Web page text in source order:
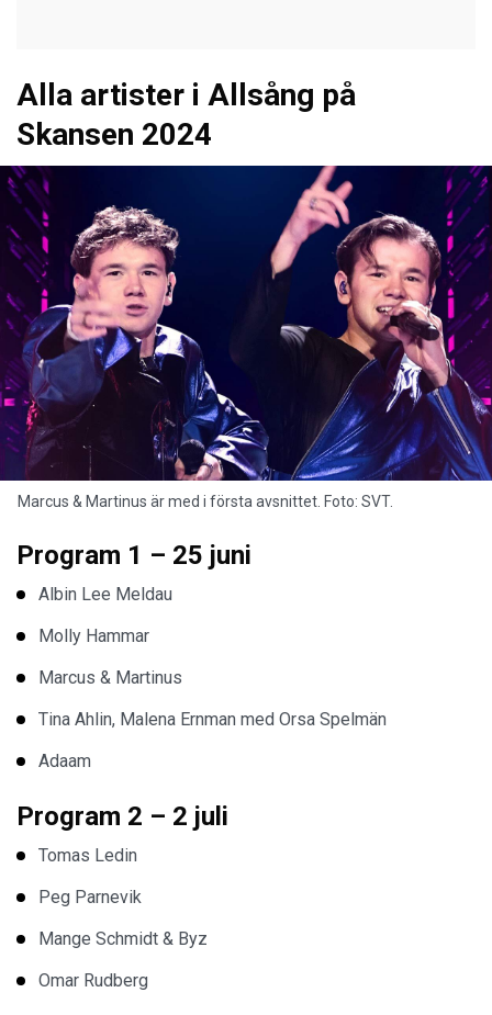
Alla artister i Allsång på
Skansen 2024
Marcus & Martinus är med i första avsnittet. Foto: SVT.
Program 1 – 25 juni
Albin Lee Meldau
Molly Hammar
Marcus & Martinus
Tina Ahlin, Malena Ernman med Orsa Spelmän
Adaam
Program 2 – 2 juli
Tomas Ledin
Peg Parnevik
Mange Schmidt & Byz
Omar Rudberg